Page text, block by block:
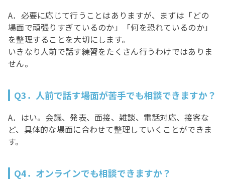
A．必要に応じて行うことはありますが、まずは「どの
場面で頑張りすぎているのか」「何を恐れているのか」
を整理することを大切にします。
いきなり人前で話す練習をたくさん行うわけではありま
せん。
Q3．人前で話す場面が苦手でも相談できますか？
A．はい。会議、発表、面接、雑談、電話対応、接客な
ど、具体的な場面に合わせて整理していくことができま
す。
Q4．オンラインでも相談できますか？